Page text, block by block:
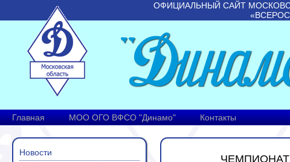
ОФИЦИАЛЬНЫЙ САЙТ
Главная МОО ОГО ВФСО "Динамо" Контакты
Новости